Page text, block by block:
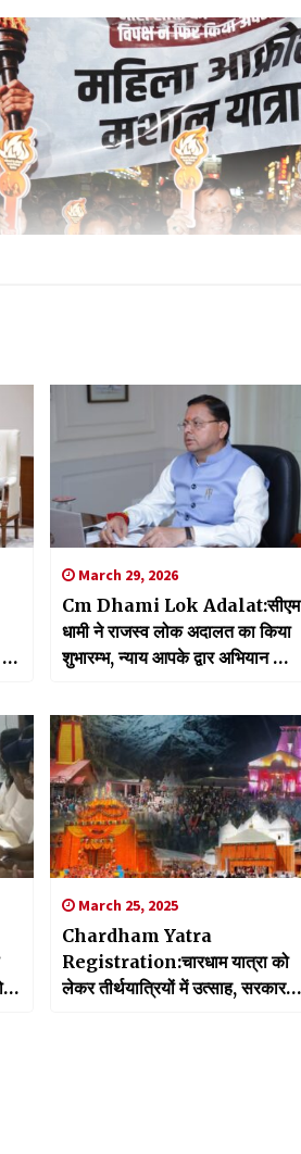
March 29, 2026
Cm Dhami Lok Adalat:सीएम
धामी ने राजस्व लोक अदालत का किया
शुभारम्भ, न्याय आपके द्वार अभियान को
March 25, 2025
Chardham Yatra
Registration:चारधाम यात्रा को
लेकर तीर्थयात्रियों में उत्साह, सरकार ने